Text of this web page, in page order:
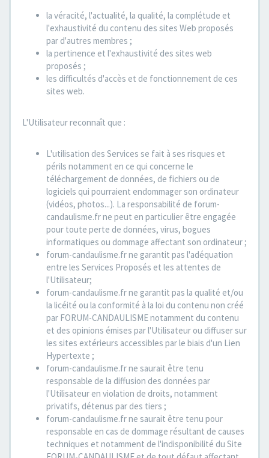
la véracité, l'actualité, la qualité, la complétude et
l'exhaustivité du contenu des sites Web proposés
par d'autres membres ;
la pertinence et l'exhaustivité des sites web
proposés ;
les difficultés d'accès et de fonctionnement de ces
sites web.
L'Utilisateur reconnaît que :
L'utilisation des Services se fait à ses risques et
périls notamment en ce qui concerne le
téléchargement de données, de fichiers ou de
logiciels qui pourraient endommager son ordinateur
(vidéos, photos...). La responsabilité de forum-
candaulisme.fr ne peut en particulier être engagée
pour toute perte de données, virus, bogues
informatiques ou dommage affectant son ordinateur ;
forum-candaulisme.fr ne garantit pas l'adéquation
entre les Services Proposés et les attentes de
l'Utilisateur;
forum-candaulisme.fr ne garantit pas la qualité et/ou
la licéité ou la conformité à la loi du contenu non créé
par FORUM-CANDAULISME notamment du contenu
et des opinions émises par l'Utilisateur ou diffuser sur
les sites extérieurs accessibles par le biais d'un Lien
Hypertexte ;
forum-candaulisme.fr ne saurait être tenu
responsable de la diffusion des données par
l'Utilisateur en violation de droits, notamment
privatifs, détenus par des tiers ;
forum-candaulisme.fr ne saurait être tenu pour
responsable en cas de dommage résultant de causes
techniques et notamment de l'indisponibilité du Site